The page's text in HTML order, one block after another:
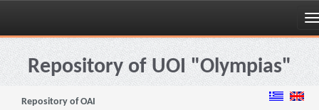
Skip
navigationRepository of UOI "Olympias"
Repository of OAI